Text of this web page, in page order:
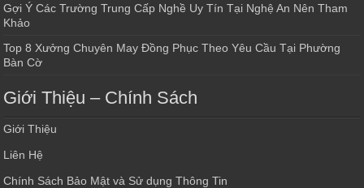
Gợi Ý Các Trường Trung Cấp Nghề Uy Tín Tại Nghệ An Nên Tham
Khảo
Top 8 Xưởng Chuyên May Đồng Phục Theo Yêu Cầu Tại Phường
Bàn Cờ
Giới Thiệu – Chính Sách
Giới Thiệu
Liên Hệ
Chính Sách Bảo Mật và Sử dụng Thông Tin